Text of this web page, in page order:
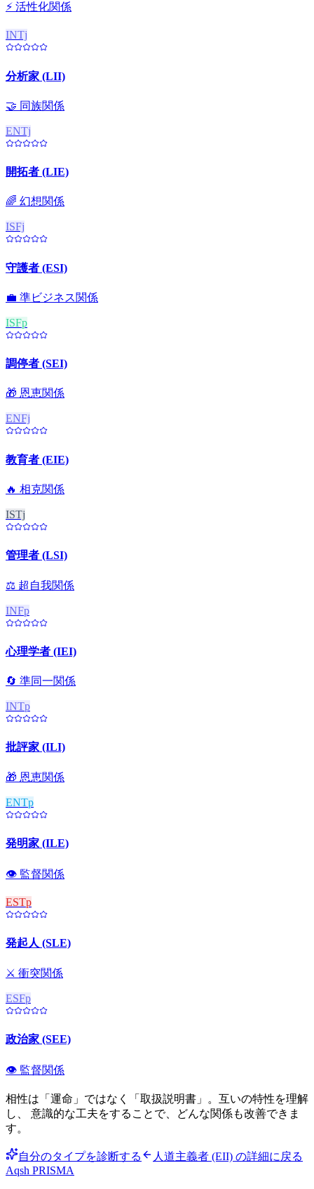
⚡ 活性化関係
INTj
分析家 (LII)
🤝 同族関係
ENTj
開拓者 (LIE)
🌈 幻想関係
ISFj
守護者 (ESI)
💼 準ビジネス関係
ISFp
調停者 (SEI)
🎁 恩恵関係
ENFj
教育者 (EIE)
🔥 相克関係
ISTj
管理者 (LSI)
⚖️ 超自我関係
INFp
心理学者 (IEI)
🔄 準同一関係
INTp
批評家 (ILI)
🎁 恩恵関係
ENTp
発明家 (ILE)
👁️ 監督関係
ESTp
発起人 (SLE)
⚔️ 衝突関係
ESFp
政治家 (SEE)
👁️ 監督関係
相性は「運命」ではなく「取扱説明書」。互いの特性を理解
し、 意識的な工夫をすることで、どんな関係も改善できま
す。
自分のタイプを診断する 人道主義者 (EII) の詳細に戻る
Aqsh PRISMA